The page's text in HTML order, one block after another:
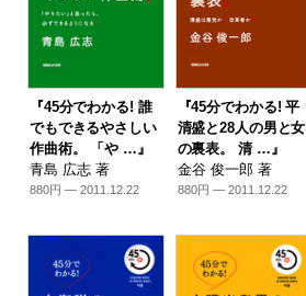
『45分でわかる! 誰
でもできるやさしい
作曲術。 「や …』
青島 広志 著
880円 — 2011.12.22
『45分でわかる! 平
清盛と28人の男と女
の裏表。 清 …』
金谷 俊一郎 著
880円 — 2011.12.22